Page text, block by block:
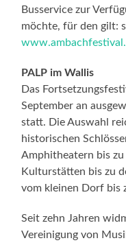
Busservice zur
möchte, für den gilt:
PALP im Wallis
Das
September an
statt. Die Auswahl
historischen
Amphitheatern bis
Kulturstätten bis zu
vom kleinen Dorf bis
Seit zehn Jahren
Vereinigung von